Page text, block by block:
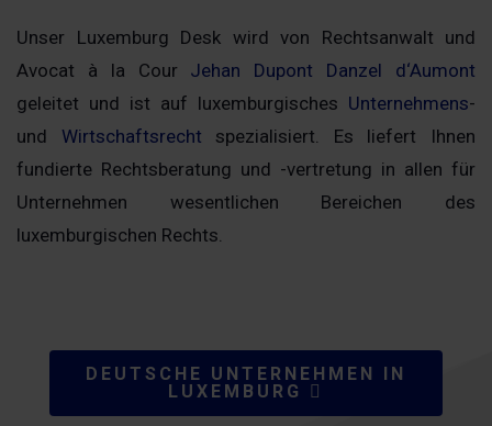
Unser Luxemburg Desk wird von Rechtsanwalt und
Avocat à la Cour Jehan Dupont Danzel d‘Aumont
geleitet und ist auf luxemburgisches Unternehmens-
und Wirtschaftsrecht spezialisiert. Es liefert Ihnen
fundierte Rechtsberatung und -vertretung in allen für
Unternehmen wesentlichen Bereichen des
luxemburgischen Rechts.
DEUTSCHE UNTERNEHMEN IN
LUXEMBURG